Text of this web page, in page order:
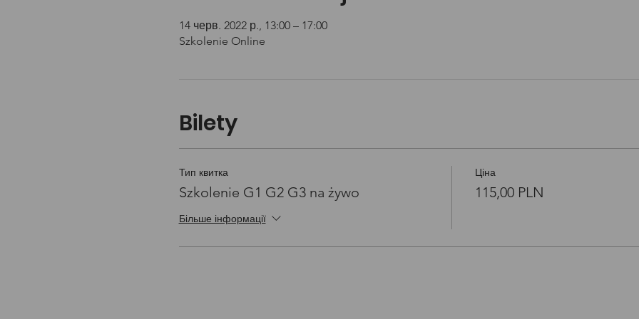
14 черв. 2022 р., 13:00 – 17:00
Szkolenie Online
Bilety
Тип квитка
Szkolenie G1 G2 G3 na żywo
Більше інформації
Ціна
115,00 PLN